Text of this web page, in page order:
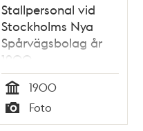
Stallpersonal vid
Stockholms Nya
Spårvägsbolag år
1900
Tid
1900
Typ
Foto